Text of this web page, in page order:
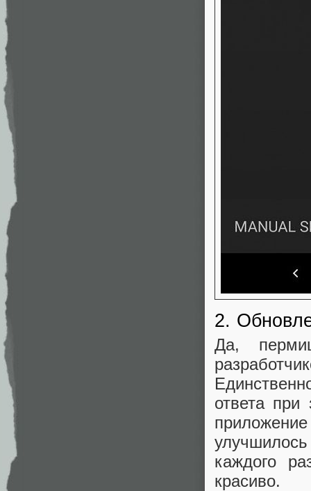
2.
Да,
ответа при
каждого
красиво.